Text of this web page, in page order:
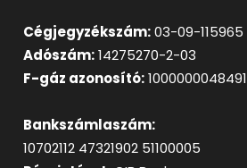
Cégjegyzékszám:03-09-115965
Adószám:14275270-2-03
F-gáz azonosító:1000000048491
Bankszámlaszám:
10702112 47321902 51100005